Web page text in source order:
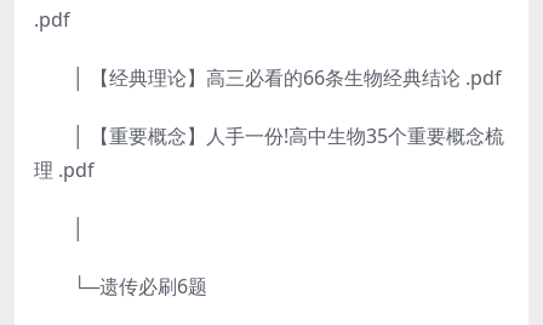
.pdf
│ 【经典理论】高三必看的66条生物经典结论 .pdf
│ 【重要概念】人手一份!高中生物35个重要概念梳
理 .pdf
└─遗传必刷6题